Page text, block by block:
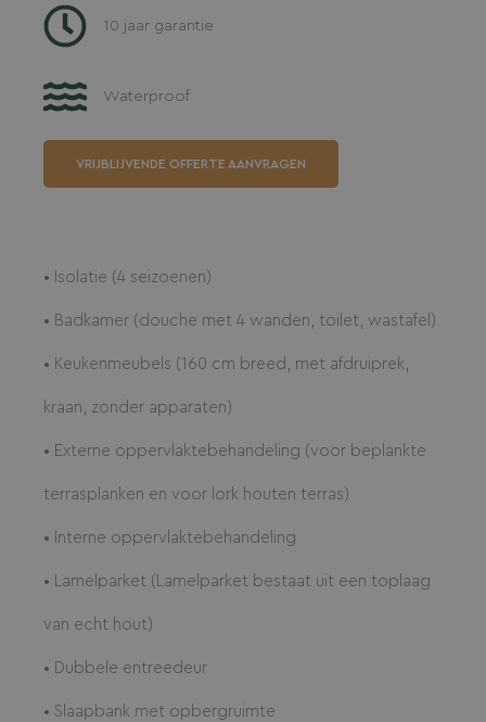
10 jaar garantie
Waterproof
VRIJBLIJVENDE OFFERTE AANVRAGEN
• Isolatie (4 seizoenen)
• Badkamer (douche met 4 wanden, toilet, wastafel)
• Keukenmeubels (160 cm breed, met afdruiprek,
kraan, zonder apparaten)
• Externe oppervlaktebehandeling (voor beplankte
terrasplanken en voor lork houten terras)
• Interne oppervlaktebehandeling
• Lamelparket (Lamelparket bestaat uit een toplaag
van echt hout)
• Dubbele entreedeur
• Slaapbank met opbergruimte